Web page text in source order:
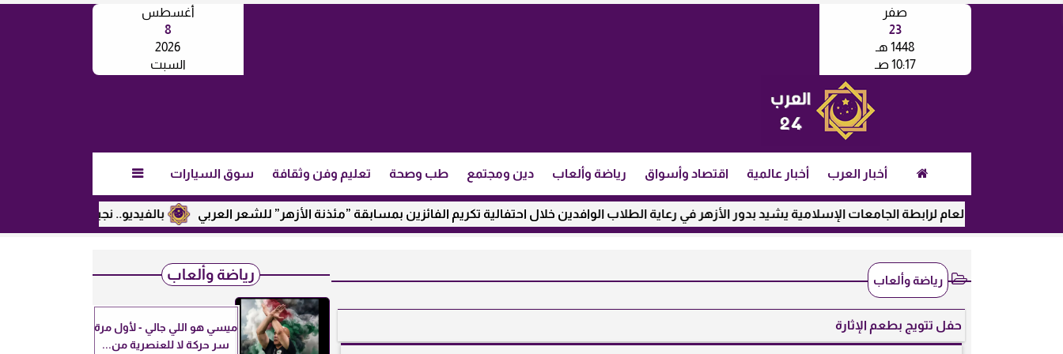
أغسطس
8
2026
السبت
صفر
23
1448 هـ
10:17 صـ
أخبار العرب أخبار عالمية اقتصاد وأسواق رياضة وألعاب دين ومجتمع طب وصحة تعليم وفن وثقافة سوق السيارات 
بالفيديو.. نجيب ساويرس يكشف عن رأيه العام لرابطة الجامعات الإسلامية يشيد بدور الأزهر في رعاية الطلاب الوافدين خلال احتفالية تكريم الفائزين بمسابقة ”مئذنة الأزهر” للشعر العربي
رياضة وألعاب
حفل تتويج بطعم الإثارة
رياضة وألعاب
ميسي هو اللي جالي - لأول مرة
سر حركة لا للعنصرية من...